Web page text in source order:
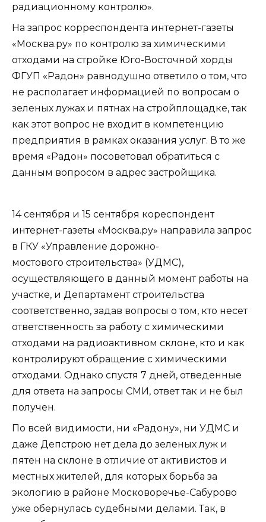
радиационному контролю».
На запрос корреспондента интернет-газеты
«Москва.ру» по контролю за химическими
отходами на стройке Юго-Восточной хорды
ФГУП «Радон» равнодушно ответило о том, что
не располагает информацией по вопросам о
зеленых лужах и пятнах на стройплощадке, так
как этот вопрос не входит в компетенцию
предприятия в рамках оказания услуг. В то же
время «Радон» посоветовал обратиться с
данным вопросом в адрес застройщика.
14 сентября и 15 сентября кореспондент
интернет-газеты «Москва.ру» направила запрос
в ГКУ «Управление дорожно-
мостового строительства» (УДМС),
осуществляющего в данный момент работы на
участке, и Департамент строительства
соответственно, задав вопросы о том, кто несет
ответственность за работу с химическими
отходами на радиоактивном склоне, кто и как
контролируют обращение с химическими
отходами. Однако спустя 7 дней, отведенные
для ответа на запросы СМИ, ответ так и не был
получен.
По всей видимости, ни «Радону», ни УДМС и
даже Депстрою нет дела до зеленых луж и
пятен на склоне в отличие от активистов и
местных жителей, для которых борьба за
экологию в районе Московоречье-Сабурово
уже обернулась судебными делами. Так, в